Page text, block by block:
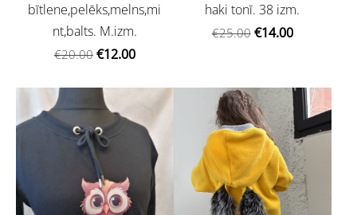
bītlene,pelēks,melns,mi
nt,balts. M.izm.
€20.00 €12.00
haki tonī. 38 izm.
€25.00 €14.00